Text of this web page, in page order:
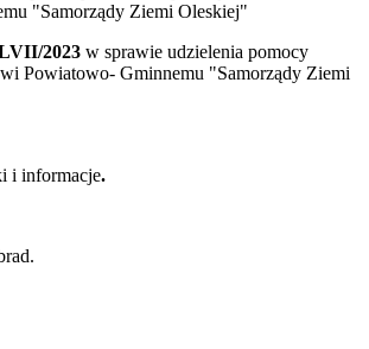
"Samorządy Ziemi Oleskiej"
2023 w sprawie udzielenia pomocy
Powiatowo- Gminnemu "Samorządy Ziemi
i informacje.